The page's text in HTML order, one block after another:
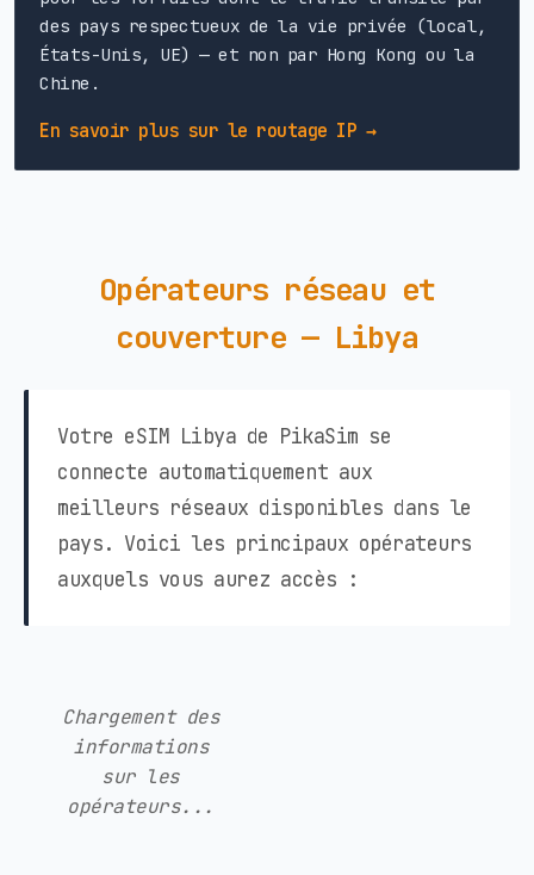
des pays respectueux de la vie privée (local,
États-Unis, UE) — et non par Hong Kong ou la
Chine.
En savoir plus sur le routage IP →
Opérateurs réseau et
couverture — Libya
Votre eSIM Libya de PikaSim se
connecte automatiquement aux
meilleurs réseaux disponibles dans le
pays. Voici les principaux opérateurs
auxquels vous aurez accès :
Chargement des
informations
sur les
opérateurs...